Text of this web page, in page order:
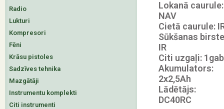
Radio
Lukturi
Kompresori
Fēni
Krāsu pistoles
Sadzīves tehnika
Mazgātāji
Instrumentu komplekti
Citi instrumenti
Lokanā caurule:
NAV
Cietā caurule:
Sūkšanas
IR
Citi uzgaļi: 1gab
Akumulators:
2x2,5Ah
Lādētājs:
DC40RC